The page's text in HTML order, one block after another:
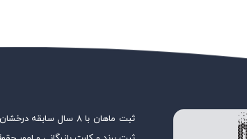
ثبت ماهان با ۸ سال